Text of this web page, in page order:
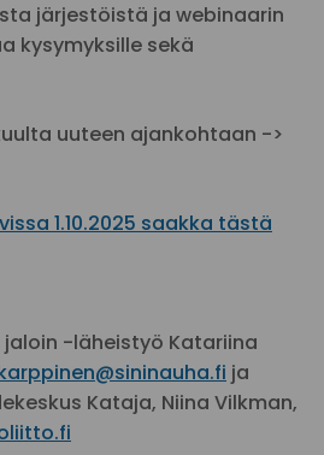
järjestöistä ja webinaarin
kysymyksille sekä
uuteen ajankohtaan ->
1.10.2025 saakka tästä
jaloin -läheistyö Katariina
ja
Kataja, Niina Vilkman,